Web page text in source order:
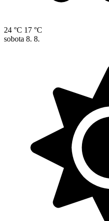
24 °C 17 °C
sobota 8. 8.